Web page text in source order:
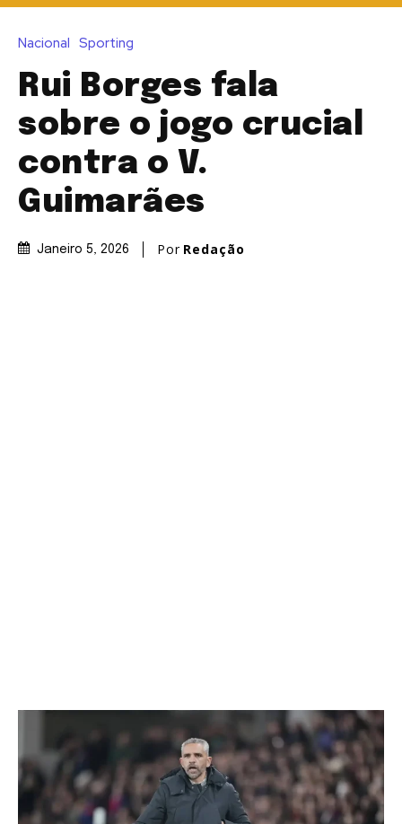
Nacional Sporting
Rui Borges fala
sobre o jogo crucial
contra o V.
Guimarães
Janeiro 5, 2026 Por Redação